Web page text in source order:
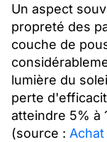
Un aspect
propreté des
couche de
lumière du
perte
atteindre 5% à
(source :